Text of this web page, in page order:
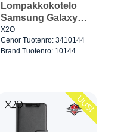
Lompakkokotelo
Samsung Galaxy
A27 5G Musta
X2O
Cenor Tuotenro: 3410144
Brand Tuotenro: 10144
UUSI